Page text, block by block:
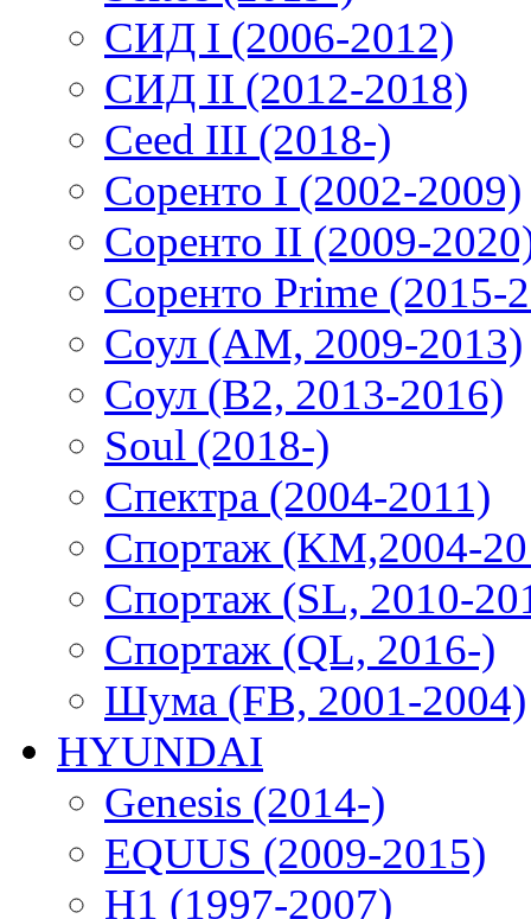
СИД I (2006-2012)
СИД II (2012-2018)
Ceed III (2018-)
Соренто I (2002-2009)
Соренто II (2009-
Соренто Prime (2015-
Соул (AM, 2009-2013)
Соул (B2, 2013-2016)
Soul (2018-)
Спектра (2004-2011)
Спортаж (KM,2004-
Спортаж (SL, 2010-
Спортаж (QL, 2016-)
Шума (FB, 2001-2004)
HYUNDAI
Genesis (2014-)
EQUUS (2009-2015)
H1 (1997-2007)